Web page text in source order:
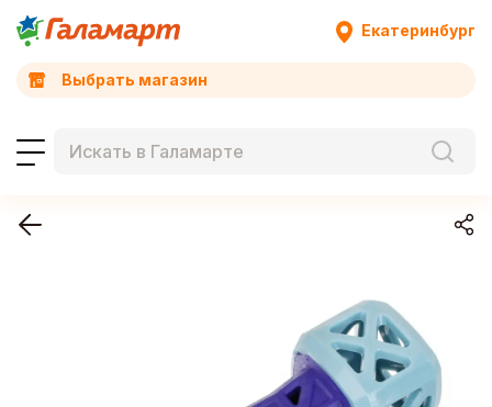
Екатеринбург
Выбрать магазин